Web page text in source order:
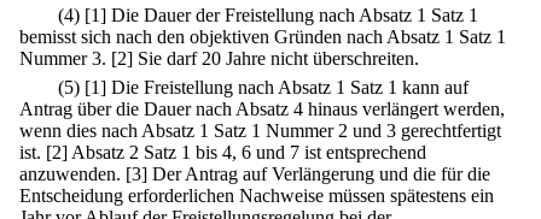
(4) [1] Die Dauer der Freistellung nach Absatz 1 Satz 1
bemisst sich nach den objektiven Gründen nach Absatz 1 Satz 1
Nummer 3. [2] Sie darf 20 Jahre nicht überschreiten.
(5) [1] Die Freistellung nach Absatz 1 Satz 1 kann auf
Antrag über die Dauer nach Absatz 4 hinaus verlängert werden,
wenn dies nach Absatz 1 Satz 1 Nummer 2 und 3 gerechtfertigt
ist. [2] Absatz 2 Satz 1 bis 4, 6 und 7 ist entsprechend
anzuwenden. [3] Der Antrag auf Verlängerung und die für die
Entscheidung erforderlichen Nachweise müssen spätestens ein